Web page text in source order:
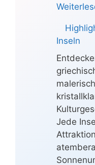
Inseln
Jede